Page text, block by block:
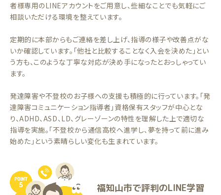
者様専用のLINEアカウントをご用意し、些細なことでも気軽にご
相談いただける環境を整えています。
定期的に本部からもご連絡を差し上げ、指導の様子や改善点がな
いか確認しています。「他社と比較することなく入会を決めた」とい
う方も、このような丁寧な対応が決め手になったとおっしゃってい
ます。
発達障害や不登校のお子様への支援も積極的に行っています。「発
達障害コミュニケーション指導者」資格保有スタッフが中心とな
り、ADHD、ASD、LD、グレーゾーンの特性を理解した上で適切な
指導を実施。「不登校から通信高校へ進学し、夢を持って前に進み
始めた」という素晴らしい変化も生まれています。
福知山市で評判のLINE学習